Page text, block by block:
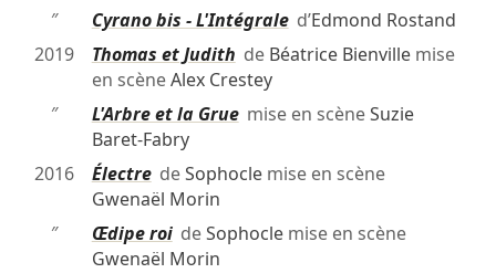
″
Cyrano bis - L'Intégraled’Edmond Rostand
2019
Thomas et Judith de Béatrice Bienvillemise
en scèneAlex Crestey
″
L'Arbre et la Gruemise en scèneSuzie
Baret-Fabry
2016
ÉlectredeSophoclemise en scène
Gwenaël Morin
″
Œdipe roideSophoclemise en scène
Gwenaël Morin